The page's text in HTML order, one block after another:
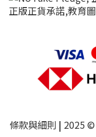
條款與細則 | 2025 ©